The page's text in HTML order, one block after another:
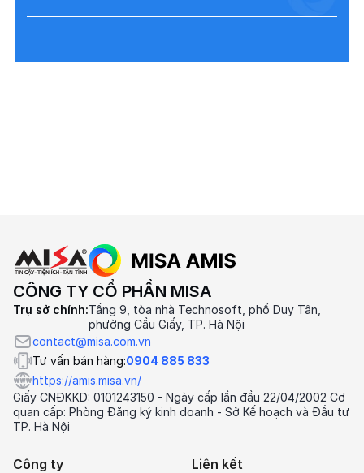
CÔNG TY CỔ PHẦN MISA
Trụ sở chính:Tầng 9, tòa nhà Technosoft, phố Duy Tân,
phường Cầu Giấy, TP. Hà Nội
contact@misa.com.vn
Tư vấn bán hàng:0904 885 833
https://amis.misa.vn/
Giấy CNĐKKD: 0101243150 - Ngày cấp lần đầu 22/04/2002 Cơ
quan cấp: Phòng Đăng ký kinh doanh - Sở Kế hoạch và Đầu tư
TP. Hà Nội
Công ty Liên kết